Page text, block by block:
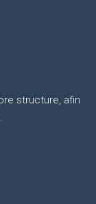
structure, afin